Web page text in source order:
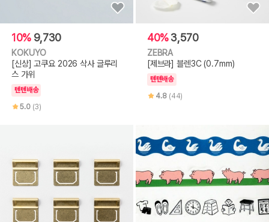
10% 9,730
KOKUYO
[신상] 고쿠요 2026 삭사 글루리
스 가위
텐텐배송
5.0 (3)
40%3,570
ZEBRA
[제브라] 블렌3C (0.7mm)
텐텐배송
4.8 (44)